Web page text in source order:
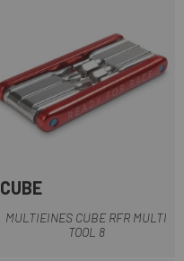
CUBE
MULTIEINES CUBE RFR MULTI
TOOL 8